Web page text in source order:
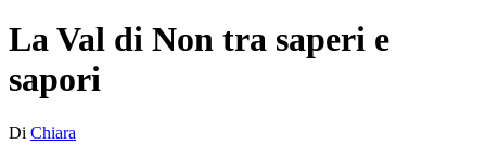
La Val di Non tra saperi e
sapori
Di Chiara